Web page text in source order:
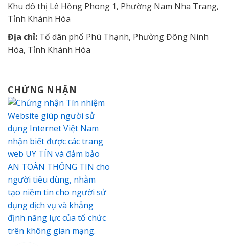
Khu đô thị Lê Hồng Phong 1, Phường Nam Nha Trang,
Tỉnh Khánh Hòa
Địa chỉ: Tổ dân phố Phú Thạnh, Phường Đông Ninh
Hòa, Tỉnh Khánh Hòa
CHỨNG NHẬN